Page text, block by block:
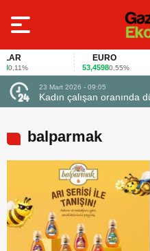
EURO
53,45980,55%
23 Mart 2026 - 09:05
Kadın çalışan oranında
balparmak